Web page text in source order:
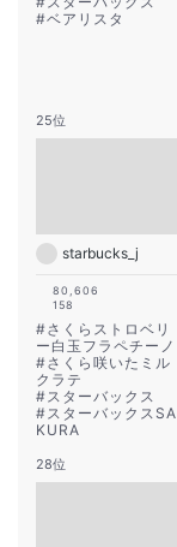
#ベアリスタ
25位
starbucks_j
80,606
158
#さくらストロベリ
ー白玉フラペチーノ
#さくら咲いたミル
クラテ
#スターバックス
#スターバックスSA
KURA
28位